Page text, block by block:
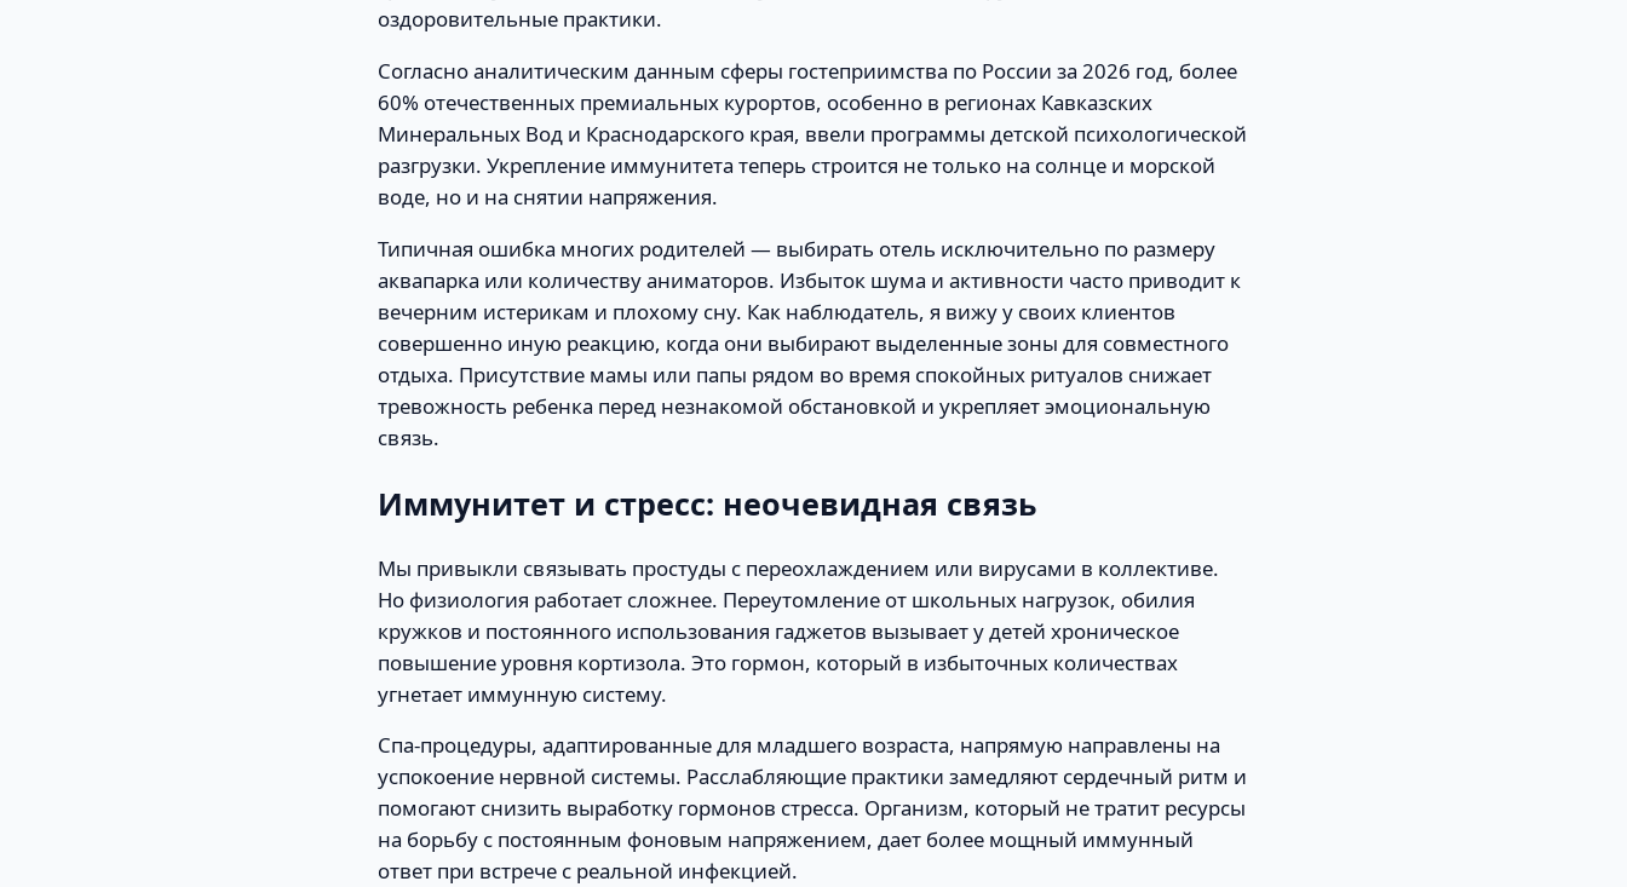
оздоровительные практики.
Согласно аналитическим данным сферы гостеприимства по России за 2026 год, более
60% отечественных премиальных курортов, особенно в регионах Кавказских
Минеральных Вод и Краснодарского края, ввели программы детской психологической
разгрузки. Укрепление иммунитета теперь строится не только на солнце и морской
воде, но и на снятии напряжения.
Типичная ошибка многих родителей — выбирать отель исключительно по размеру
аквапарка или количеству аниматоров. Избыток шума и активности часто приводит к
вечерним истерикам и плохому сну. Как наблюдатель, я вижу у своих клиентов
совершенно иную реакцию, когда они выбирают выделенные зоны для совместного
отдыха. Присутствие мамы или папы рядом во время спокойных ритуалов снижает
тревожность ребенка перед незнакомой обстановкой и укрепляет эмоциональную
связь.
Иммунитет и стресс: неочевидная связь
Мы привыкли связывать простуды с переохлаждением или вирусами в коллективе.
Но физиология работает сложнее. Переутомление от школьных нагрузок, обилия
кружков и постоянного использования гаджетов вызывает у детей хроническое
повышение уровня кортизола. Это гормон, который в избыточных количествах
угнетает иммунную систему.
Спа-процедуры, адаптированные для младшего возраста, напрямую направлены на
успокоение нервной системы. Расслабляющие практики замедляют сердечный ритм и
помогают снизить выработку гормонов стресса. Организм, который не тратит ресурсы
на борьбу с постоянным фоновым напряжением, дает более мощный иммунный
ответ при встрече с реальной инфекцией.